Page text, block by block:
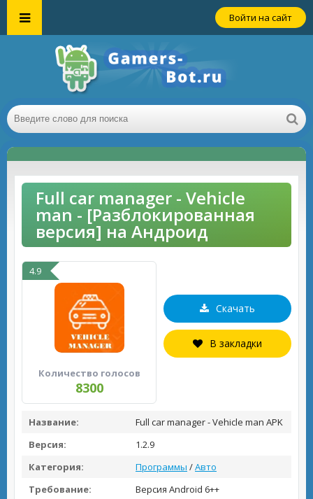
Войти на сайт
Full car manager - Vehicle
man - [Разблокированная
версия] на Андроид
4.9
Количество голосов
8300
Скачать
В закладки
Название:
Full car manager - Vehicle man APK
Версия:
1.2.9
Категория:
Программы /Авто
Требование:
Версия Android 6++